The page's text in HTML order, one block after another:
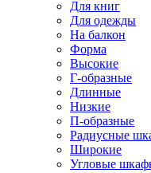
Для книг
Для одежды
На балкон
Форма
Высокие
Г-образные
Длинные
Низкие
П-образные
Радиусные
Широкие
Угловые